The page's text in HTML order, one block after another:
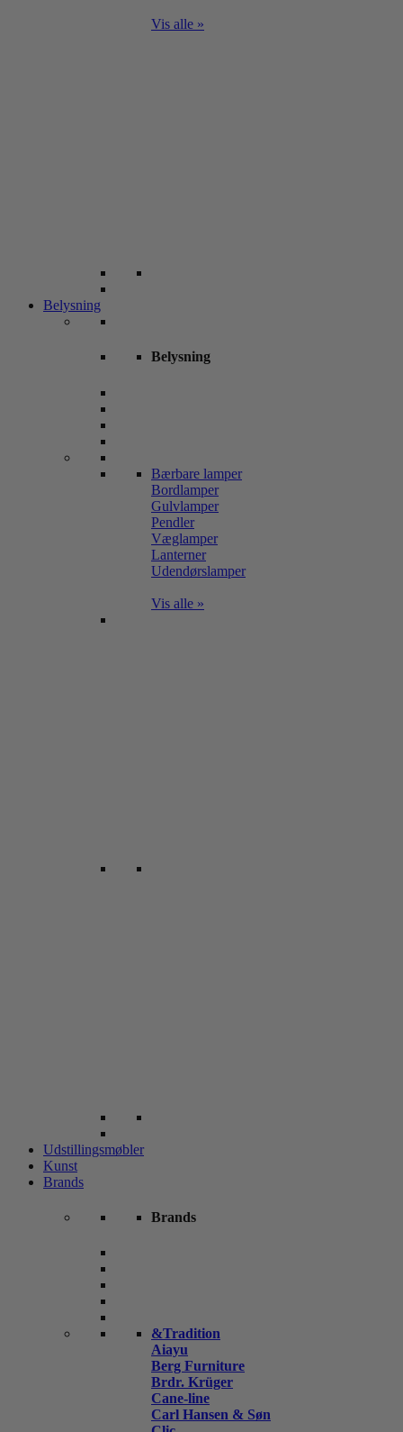
Vis alle »
Belysning
Belysning
Bærbare lamper
Bordlamper
Gulvlamper
Pendler
Væglamper
Lanterner
Udendørslamper
Vis alle »
Udstillingsmøbler
Kunst
Brands
Brands
&Tradition
Aiayu
Berg Furniture
Brdr. Krüger
Cane-line
Carl Hansen & Søn